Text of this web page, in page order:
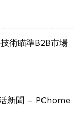
術瞄準B2B市場
新聞 – PChome